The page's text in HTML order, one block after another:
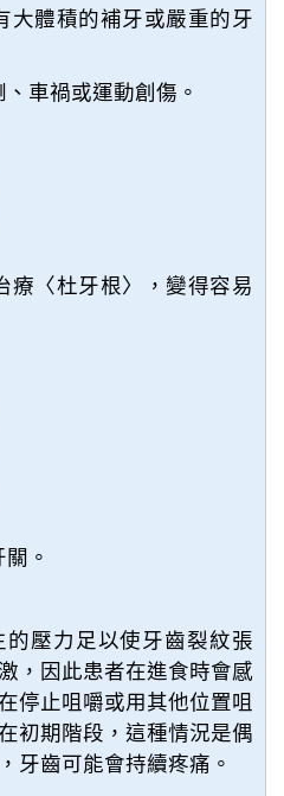
大體積的補牙或嚴重的牙
車禍或運動創傷。
療〈杜牙根〉，變得容易
。
壓力足以使牙齒裂紋張
，因此患者在進食時會感
停止咀嚼或用其他位置咀
初期階段，這種情況是偶
牙齒可能會持續疼痛。